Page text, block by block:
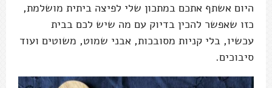
היום אשתף אתכם במתכון שלי לפיצה ביתית מושלמת,
כזו שאפשר להכין בדיוק עם מה שיש לכם בבית
עכשיו, בלי קניות מסובכות, אבני שמוט, משוטים ועוד
סיבוכים.